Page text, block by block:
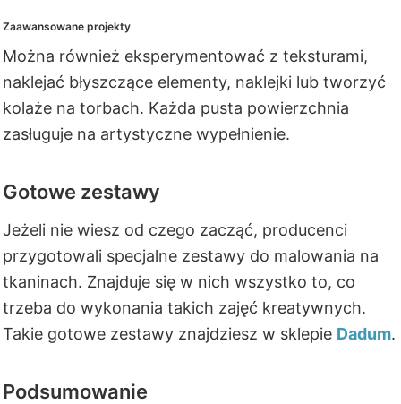
Zaawansowane projekty
Można również eksperymentować z teksturami,
naklejać błyszczące elementy, naklejki lub tworzyć
kolaże na torbach. Każda pusta powierzchnia
zasługuje na artystyczne wypełnienie.
Gotowe zestawy
Jeżeli nie wiesz od czego zacząć, producenci
przygotowali specjalne zestawy do malowania na
tkaninach. Znajduje się w nich wszystko to, co
trzeba do wykonania takich zajęć kreatywnych.
Takie gotowe zestawy znajdziesz w sklepie Dadum.
Podsumowanie